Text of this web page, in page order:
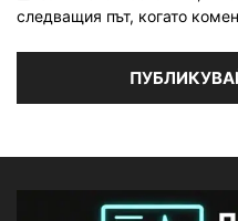
следващия път, когато